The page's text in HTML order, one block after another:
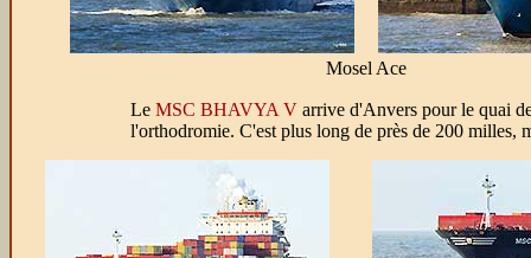
Mosel Ace
Le MSC BHAVYA V arrive d'Anvers pour le quai
l'orthodromie. C'est plus long de près de 200 milles,